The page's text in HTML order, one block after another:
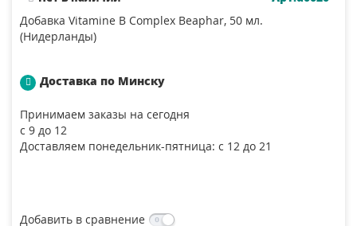
Добавка Vitamine B Complex Beaphar, 50 мл.
(Нидерланды)
Доставка по Минску
Принимаем заказы на сегодня
с 9 до 12
Доставляем понедельник-пятница: с 12 до 21
Добавить в сравнение